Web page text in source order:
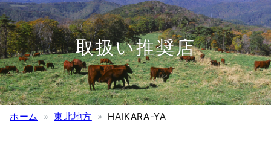
取扱い推奨店
ホーム 東北地方 HAIKARA-YA